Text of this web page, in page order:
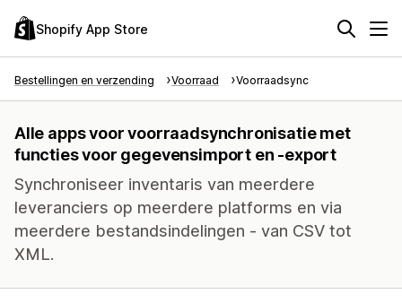
Shopify App Store
Bestellingen en verzending Voorraad Voorraadsync
Alle apps voor voorraadsynchronisatie met
functies voor gegevensimport en -export
Synchroniseer inventaris van meerdere
leveranciers op meerdere platforms en via
meerdere bestandsindelingen - van CSV tot
XML.